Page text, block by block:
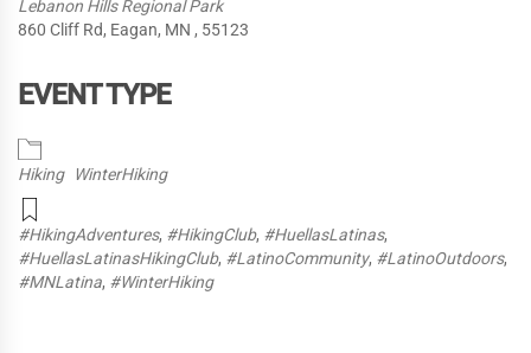
Lebanon Hills Regional Park
860 Cliff Rd, Eagan, MN , 55123
EVENT TYPE
Hiking WinterHiking
#HikingAdventures, #HikingClub, #HuellasLatinas,
#HuellasLatinasHikingClub, #LatinoCommunity, #LatinoOutdoors,
#MNLatina, #WinterHiking